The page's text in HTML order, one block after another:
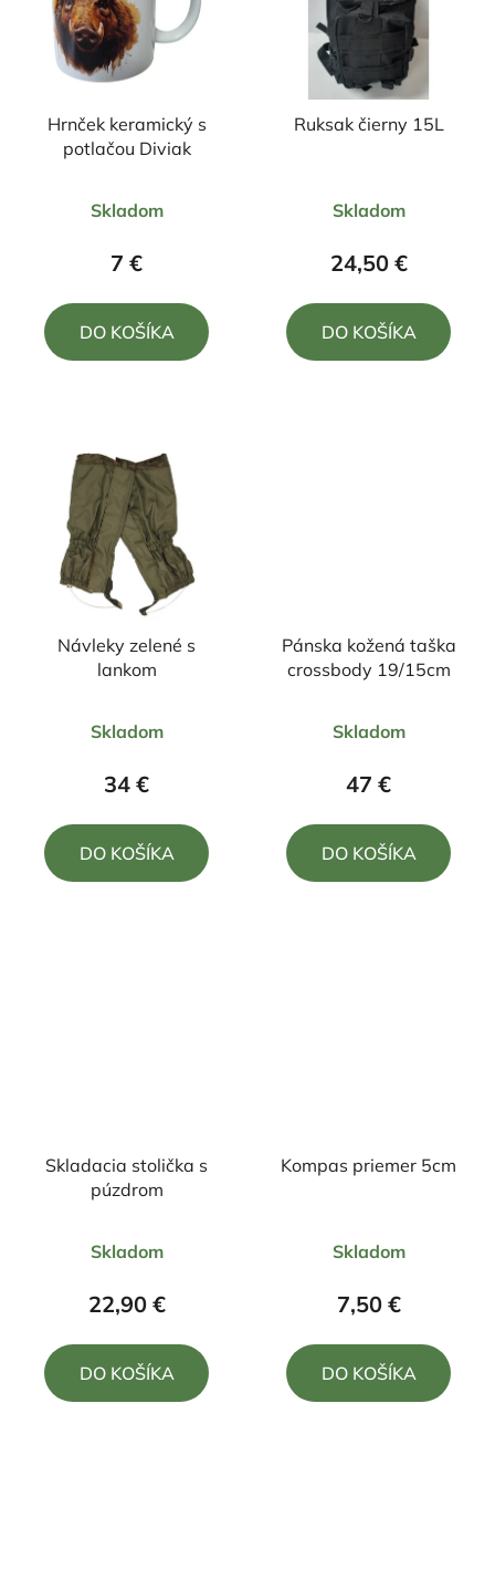
Hrnček keramický s
potlačou Diviak
hodnotenie
produktu
z
Skladom
7 €
DO KOŠÍKA
Ruksak čierny 15L
hodnotenie
produktu
z
Skladom
24,50 €
DO KOŠÍKA
Návleky zelené s
lankom
hodnotenie
produktu
4,0
z
Skladom
34 €
DO KOŠÍKA
Pánska kožená taška
crossbody 19/15cm
hodnotenie
produktu
5,0
z
Skladom
47 €
DO KOŠÍKA
Skladacia stolička s
púzdrom
hodnotenie
produktu
z
Skladom
22,90 €
DO KOŠÍKA
Kompas priemer 5cm
hodnotenie
produktu
z
Skladom
7,50 €
DO KOŠÍKA